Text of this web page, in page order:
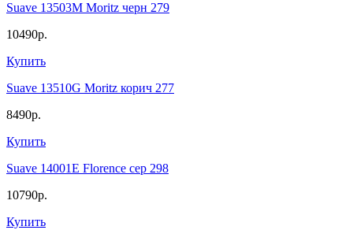
Suave 13503M Moritz черн 279
10490р.
Купить
Suave 13510G Moritz корич 277
8490р.
Купить
Suave 14001E Florence сер 298
10790р.
Купить